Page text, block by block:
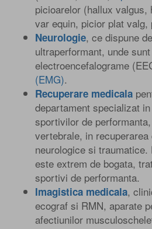
picioarelor (hallux
var equin, picior plat valg,
Neurologie, ce dispune
ultraperformant, unde
electroencefalograme
(EMG).
Recuperare medicala
departament specializat
sportivilor de
vertebrale, in
neurologice si
este extrem de bogata,
sportivi de performanta.
Imagistica medicala,
ecograf si RMN, aparate
afectiunilor